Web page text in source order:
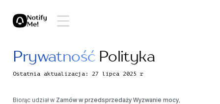
Prywatność Polityka
Ostatnia aktualizacja: 27 lipca 2025 r
Biorąc udział w Zamów w przedsprzedaży Wyzwanie mocy,